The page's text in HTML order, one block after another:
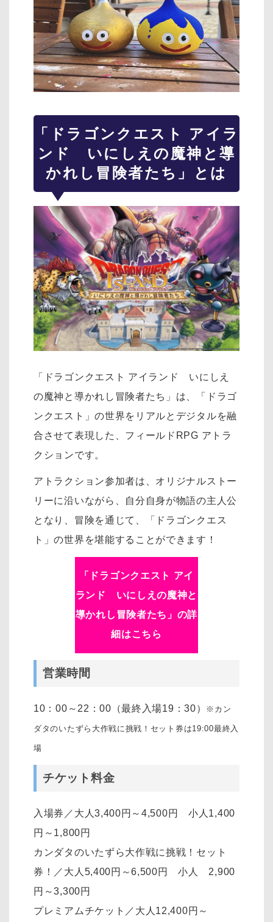
「ドラゴンクエスト アイラ
ンド いにしえの魔神と導
かれし冒険者たち」とは
「ドラゴンクエスト アイランド いにしえ
の魔神と導かれし冒険者たち」は、「ドラゴ
ンクエスト」の世界をリアルとデジタルを融
合させて表現した、フィールドRPG アトラ
クションです。
アトラクション参加者は、オリジナルストー
リーに沿いながら、自分自身が物語の主人公
となり、冒険を通じて、「ドラゴンクエス
ト」の世界を堪能することができます！
「
ドラゴンクエスト アイ
ランド いにしえの魔神と
導かれし冒険者たち 」の詳
細はこちら
営業時間
10：00～22：00（最終入場19：30） ※カン
ダタのいたずら大作戦に挑戦！セット券は19:00最終入
場
チケット料金
入場券／大人3,400円～4,500円 小人1,400
円～1,800円
カンダタのいたずら大作戦に挑戦！セット
券！／大人5,400円～6,500円 小人 2,900
円～3,300円
プレミアムチケット／大人12,400円～